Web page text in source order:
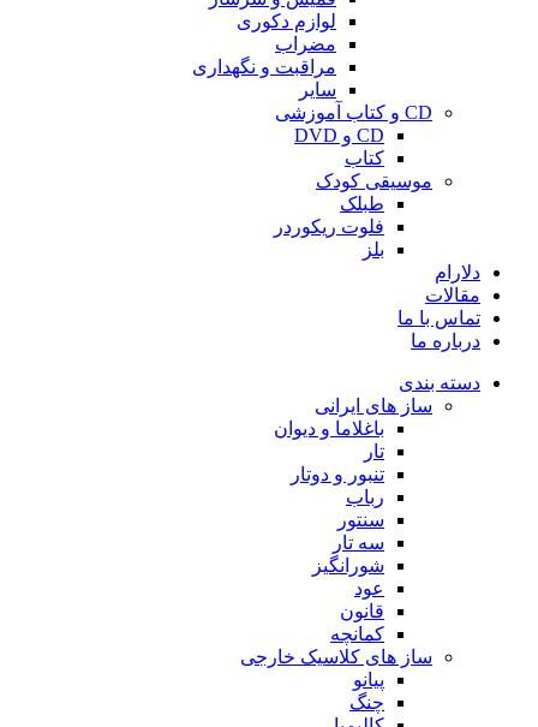
لوازم دکوری
مضراب
مراقبت و نگهداری
سایر
CD و کتاب آموزشی
CD و DVD
کتاب
موسیقی کودک
طبلک
فلوت ریکوردر
بلز
دلارام
مقالات
تماس با ما
درباره ما
دسته بندی
ساز های ایرانی
باغلاما و دیوان
تار
تنبور و دوتار
رباب
سنتور
سه تار
شورانگیز
عود
قانون
کمانچه
ساز های کلاسیک خارجی
پیانو
چنگ